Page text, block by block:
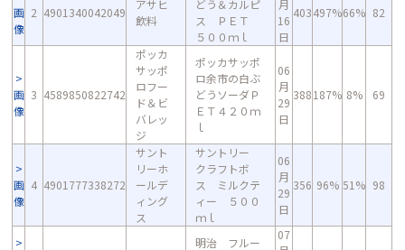
画
像
2 4901340042049
アサヒ
飲料
どう＆カルピ
ス ＰＥＴ
５００ｍｌ
月
16
日
403497%66% 82
画
像
3 4589850822742
ポッカ
サッポ
ロフー
ド＆ビ
バレッ
ジ
ポッカサッポ
ロ余市の白ぶ
どうソーダＰ
ＥＴ４２０ｍ
ｌ
06
月
29
日
388187% 8% 69
画
像
4 4901777338272
サント
リーホ
ールデ
ィング
ス
サントリー
クラフトボ
ス ミルクテ
ィー ５００
ｍｌ
06
月
29
日
356 96% 51% 98
明治 フルー
07